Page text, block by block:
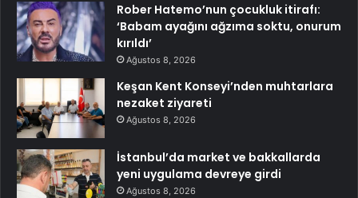
Rober Hatemo’nun çocukluk itirafı:
‘Babam ayağını ağzıma soktu, onurum
kırıldı’
Ağustos 8, 2026
Keşan Kent Konseyi’nden muhtarlara
nezaket ziyareti
Ağustos 8, 2026
İstanbul’da market ve bakkallarda
yeni uygulama devreye girdi
Ağustos 8, 2026